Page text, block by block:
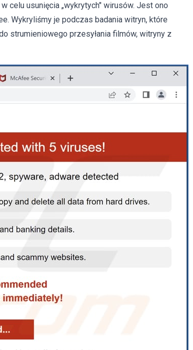
celu usunięcia „wykrytych" wirusów. Jest ono
Wykryliśmy je podczas badania witryn, które
strumieniowego przesyłania filmów, witryny z